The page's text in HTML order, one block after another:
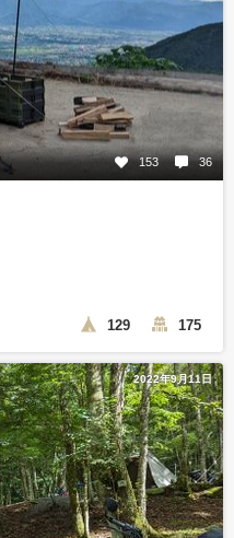
153 36
129 175
2022年9月11日